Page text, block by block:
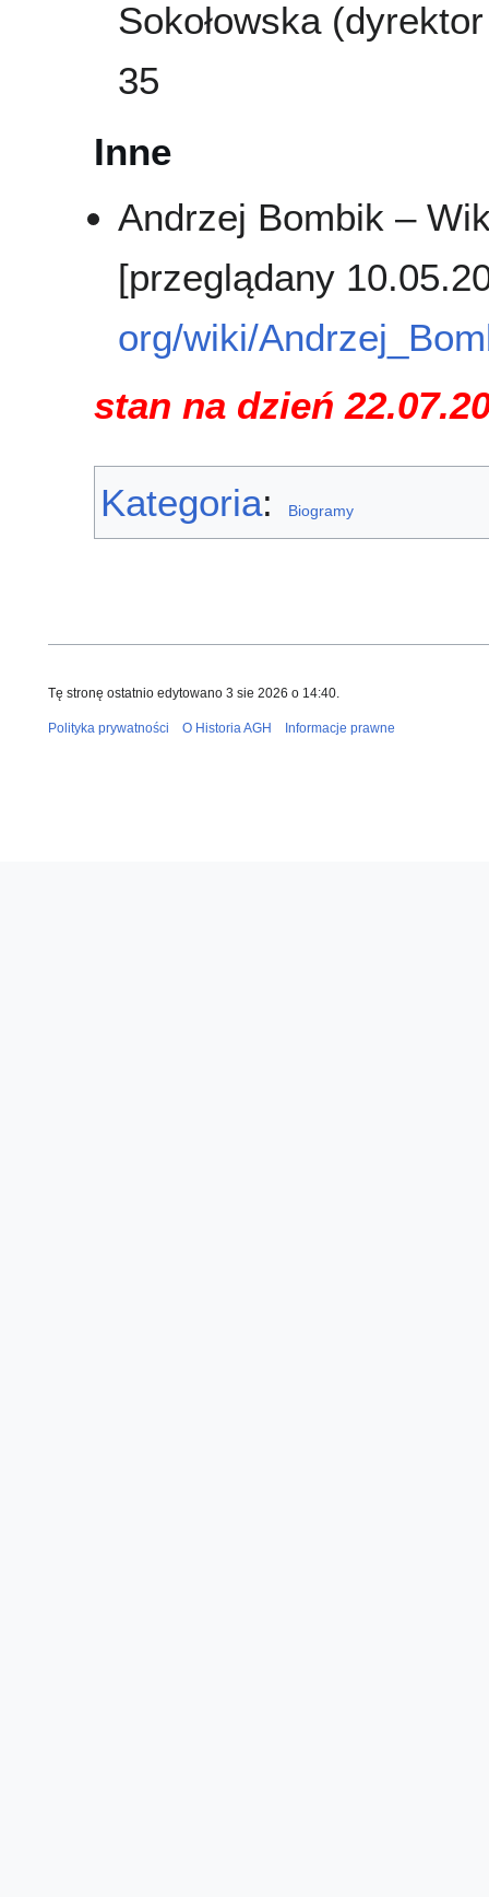
Sokołowska
35
Inne
Andrzej Bombik –
[przeglądany
org/wiki/
stan na dzień
Kategoria: Biogramy
Tę stronę ostatnio edytowano 3 sie 2026 o 14:40.
Polityka prywatności O Historia AGH Informacje prawne